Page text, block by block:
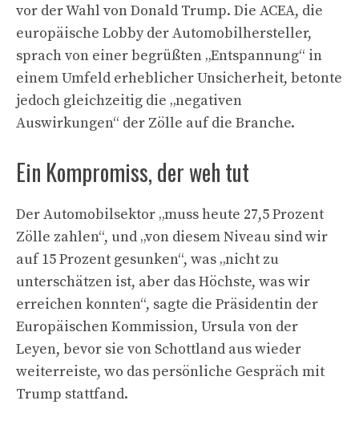
vor der Wahl von Donald Trump. Die ACEA, die
europäische Lobby der Automobilhersteller,
sprach von einer begrüßten „Entspannung“ in
einem Umfeld erheblicher Unsicherheit, betonte
jedoch gleichzeitig die „negativen
Auswirkungen“ der Zölle auf die Branche.
Ein Kompromiss, der weh tut
Der Automobilsektor „muss heute 27,5 Prozent
Zölle zahlen“, und „von diesem Niveau sind wir
auf 15 Prozent gesunken“, was „nicht zu
unterschätzen ist, aber das Höchste, was wir
erreichen konnten“, sagte die Präsidentin der
Europäischen Kommission, Ursula von der
Leyen, bevor sie von Schottland aus wieder
weiterreiste, wo das persönliche Gespräch mit
Trump stattfand.